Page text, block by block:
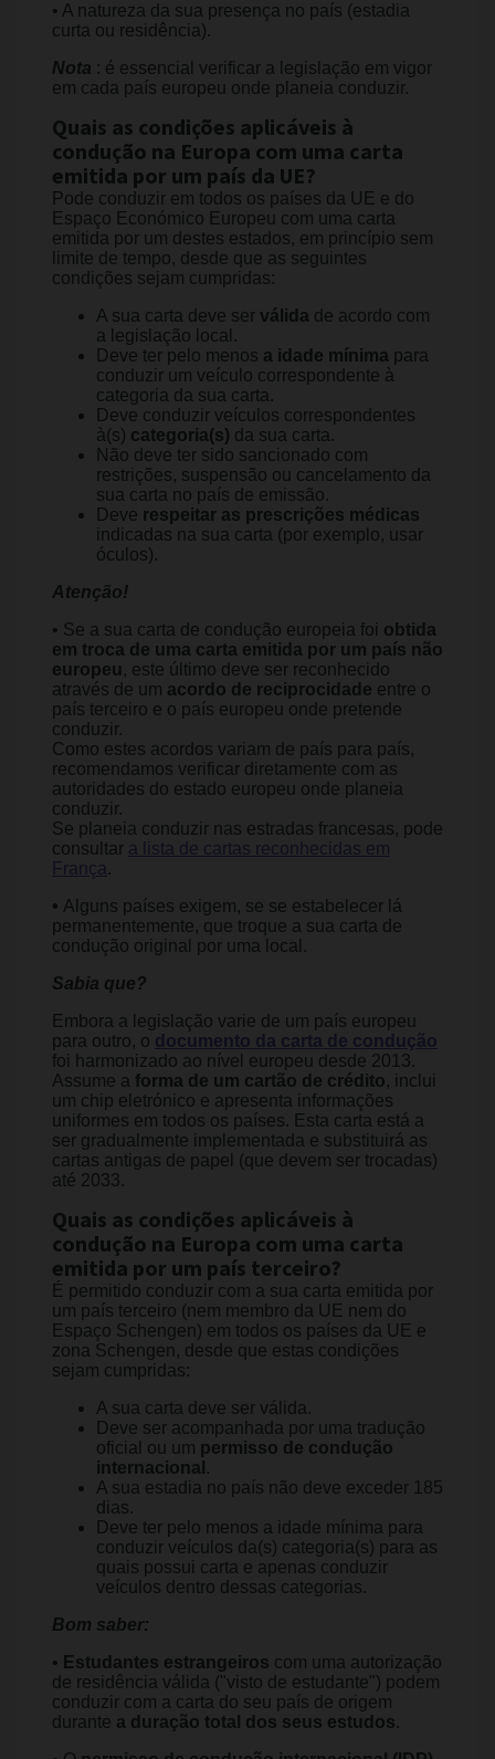
• A natureza da sua presença no país (estadia
curta ou residência).
Nota : é essencial verificar a legislação em vigor
em cada país europeu onde planeia conduzir.
Quais as condições aplicáveis à
condução na Europa com uma carta
emitida por um país da UE?
Pode conduzir em todos os países da UE e do
Espaço Económico Europeu com uma carta
emitida por um destes estados, em princípio sem
limite de tempo, desde que as seguintes
condições sejam cumpridas:
A sua carta deve ser válida de acordo com
a legislação local.
Deve ter pelo menos a idade mínima para
conduzir um veículo correspondente à
categoria da sua carta.
Deve conduzir veículos correspondentes
à(s) categoria(s) da sua carta.
Não deve ter sido sancionado com
restrições, suspensão ou cancelamento da
sua carta no país de emissão.
Deve respeitar as prescrições médicas
indicadas na sua carta (por exemplo, usar
óculos).
Atenção!
• Se a sua carta de condução europeia foi obtida
em troca de uma carta emitida por um país não
europeu , este último deve ser reconhecido
através de um acordo de reciprocidade entre o
país terceiro e o país europeu onde pretende
conduzir.
Como estes acordos variam de país para país,
recomendamos verificar diretamente com as
autoridades do estado europeu onde planeia
conduzir.
Se planeia conduzir nas estradas francesas, pode
consultar a lista de cartas reconhecidas em
França .
• Alguns países exigem, se se estabelecer lá
permanentemente, que troque a sua carta de
condução original por uma local.
Sabia que?
Embora a legislação varie de um país europeu
para outro, o documento da carta de condução
foi harmonizado ao nível europeu desde 2013.
Assume a forma de um cartão de crédito, inclui
um chip eletrónico e apresenta informações
uniformes em todos os países. Esta carta está a
ser gradualmente implementada e substituirá as
cartas antigas de papel (que devem ser trocadas)
até 2033.
Quais as condições aplicáveis à
condução na Europa com uma carta
emitida por um país terceiro?
É permitido conduzir com a sua carta emitida por
um país terceiro (nem membro da UE nem do
Espaço Schengen) em todos os países da UE e
zona Schengen, desde que estas condições
sejam cumpridas:
A sua carta deve ser válida.
Deve ser acompanhada por uma tradução
oficial ou um permisso de condução
internacional .
A sua estadia no país não deve exceder 185
dias.
Deve ter pelo menos a idade mínima para
conduzir veículos da(s) categoria(s) para as
quais possui carta e apenas conduzir
veículos dentro dessas categorias.
Bom saber:
• Estudantes estrangeiros com uma autorização
de residência válida ("visto de estudante") podem
conduzir com a carta do seu país de origem
durante a duração total dos seus estudos.